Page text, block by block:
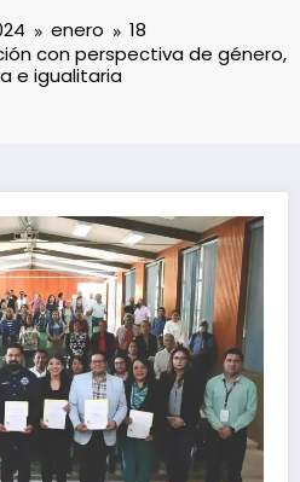
enero
18
con perspectiva de género,
e igualitaria